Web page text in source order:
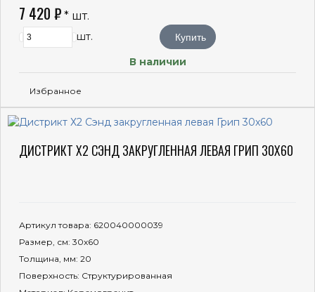
7 420 ₽ * шт.
шт. Купить
В наличии
Избранное
ДИСТРИКТ Х2 СЭНД ЗАКРУГЛЕННАЯ ЛЕВАЯ ГРИП 30X60
Артикул товара: 620040000039
Размер, см: 30x60
Толщина, мм: 20
Поверхность: Структурированная